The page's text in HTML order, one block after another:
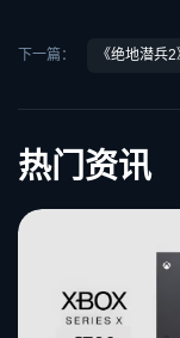
下一篇： 《绝地潜兵
热门资讯